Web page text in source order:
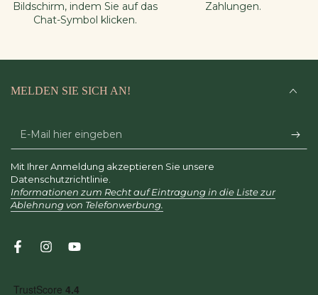
Bildschirm, indem Sie auf das
Chat-Symbol klicken.
Zahlungen.
MELDEN SIE SICH AN!
E-
Mail
hier
eingeben
Mit Ihrer Anmeldung akzeptieren Sie unsere
Datenschutzrichtlinie.
Informationen zum Recht auf Eintragung in die Liste zur
Ablehnung von Telefonwerbung.
FacebookInstagramYouTube